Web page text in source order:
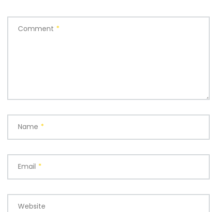
Comment *
Name *
Email *
Website